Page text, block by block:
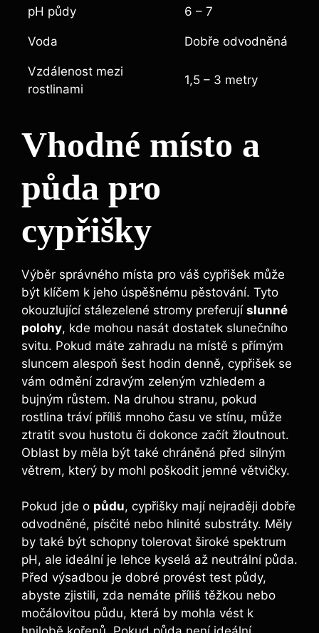
pH půdy 6 – 7
Voda Dobře odvodněná
Vzdálenost mezi
rostlinami
1,5 – 3 metry
Vhodné místo a
půda pro
cypřišky
Výběr správného místa pro váš cypřišek může
být klíčem k jeho úspěšnému pěstování. Tyto
okouzlující stálezelené stromy preferují slunné
polohy, kde mohou nasát dostatek slunečního
svitu. Pokud máte zahradu na místě s přímým
sluncem alespoň šest hodin denně, cypřišek se
vám odmění zdravým zeleným vzhledem a
bujným růstem. Na druhou stranu, pokud
rostlina tráví příliš mnoho času ve stínu, může
ztratit svou hustotu či dokonce začít žloutnout.
Oblast by měla být také chráněná před silným
větrem, který by mohl poškodit jemné větvičky.
Pokud jde o půdu, cypřišky mají nejraději dobře
odvodněné, písčité nebo hlinité substráty. Měly
by také být schopny tolerovat široké spektrum
pH, ale ideální je lehce kyselá až neutrální půda.
Před výsadbou je dobré provést test půdy,
abyste zjistili, zda nemáte příliš těžkou nebo
močálovitou půdu, která by mohla vést k